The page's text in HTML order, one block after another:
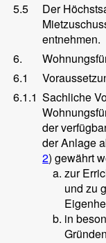
5.5
Der
entnehmen.
6.
6.1
6.1.1 Sachliche
der
der Anlage
2) gewährt
zur
und zu
in